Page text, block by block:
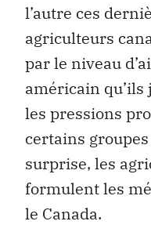
l’autre ces
agriculteurs
par le niveau
américain
les pressions
certains groupes
surprise, les
formulent les
le Canada.